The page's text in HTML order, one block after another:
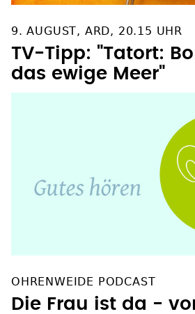
9. AUGUST, ARD, 20.15 UHR
TV-Tipp: "Tatort:
das ewige Meer"
OHRENWEIDE PODCAST
Die Frau ist da -